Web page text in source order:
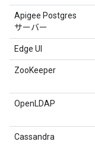
Apigee Postgres
サーバー
Edge UI
ZooKeeper
OpenLDAP
Cassandra